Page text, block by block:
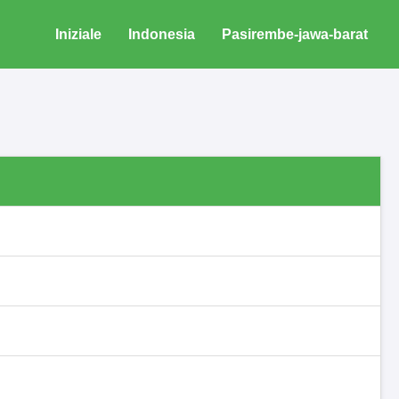
Iniziale Indonesia Pasirembe-jawa-barat